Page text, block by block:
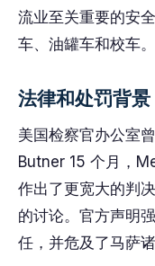
流业至关重要的安
车、油罐车和校车。
法律和处罚背景
美国检察官办公室
Butner 15 个月，
作出了更宽大的判
的讨论。官方声明
任，并危及了马萨